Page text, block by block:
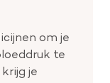
om je
te
je